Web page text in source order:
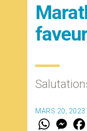
MARS 20, 2023
W M
e